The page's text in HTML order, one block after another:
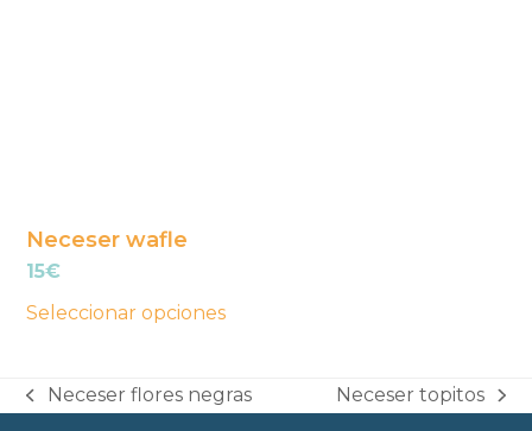
Neceser wafle
15€
Seleccionar opciones
se
pueden
página
previous
Neceser flores negras
next
Neceser topitos